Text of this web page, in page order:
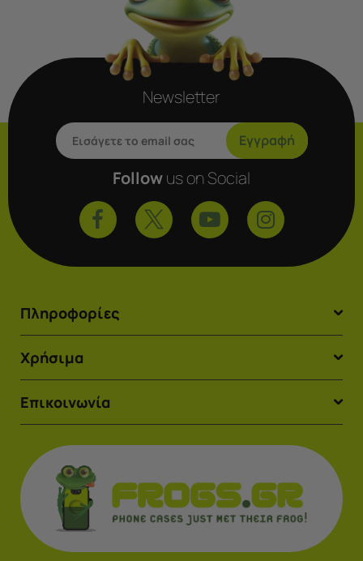
Newsletter
Εγγραφή
Followus on Social
Πληροφορίες
Χρήσιμα
Επικοινωνία